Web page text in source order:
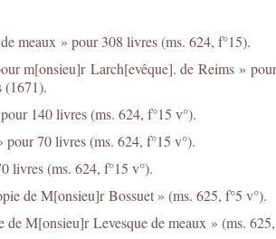
meaux » pour 308 livres (ms. 624, f°15).
m[onsieu]r Larch[evêque]. de Reims »
(1671).
140 livres (ms. 624, f°15 v°).
70 livres (ms. 624, f°15 v°).
livres (ms. 624, f°15 v°).
de M[onsieu]r Bossuet » (ms. 625, f°5 v°).
M[onsieu]r Levesque de meaux » (ms.